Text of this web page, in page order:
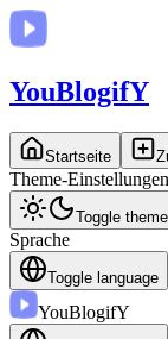
YouBlogifY
Startseite
Theme-Einstellungen
Toggle theme
Sprache
Toggle language
YouBlogifY